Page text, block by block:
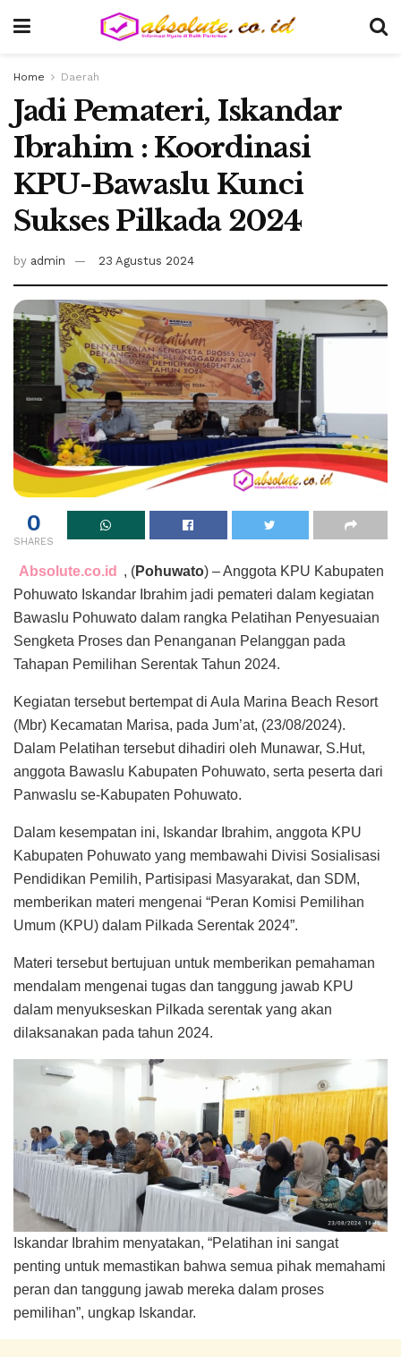
Home Daerah
Jadi Pemateri, Iskandar
Ibrahim : Koordinasi
KPU-Bawaslu Kunci
Sukses Pilkada 2024
by admin 23 Agustus 2024
0
SHARES
Absolute.co.id , (Pohuwato) – Anggota KPU Kabupaten
Pohuwato Iskandar Ibrahim jadi pemateri dalam kegiatan
Bawaslu Pohuwato dalam rangka Pelatihan Penyesuaian
Sengketa Proses dan Penanganan Pelanggan pada
Tahapan Pemilihan Serentak Tahun 2024.
Kegiatan tersebut bertempat di Aula Marina Beach Resort
(Mbr) Kecamatan Marisa, pada Jum’at, (23/08/2024).
Dalam Pelatihan tersebut dihadiri oleh Munawar, S.Hut,
anggota Bawaslu Kabupaten Pohuwato, serta peserta dari
Panwaslu se-Kabupaten Pohuwato.
Dalam kesempatan ini, Iskandar Ibrahim, anggota KPU
Kabupaten Pohuwato yang membawahi Divisi Sosialisasi
Pendidikan Pemilih, Partisipasi Masyarakat, dan SDM,
memberikan materi mengenai “Peran Komisi Pemilihan
Umum (KPU) dalam Pilkada Serentak 2024”.
Materi tersebut bertujuan untuk memberikan pemahaman
mendalam mengenai tugas dan tanggung jawab KPU
dalam menyukseskan Pilkada serentak yang akan
dilaksanakan pada tahun 2024.
Iskandar Ibrahim menyatakan, “Pelatihan ini sangat
penting untuk memastikan bahwa semua pihak memahami
peran dan tanggung jawab mereka dalam proses
pemilihan”, ungkap Iskandar.